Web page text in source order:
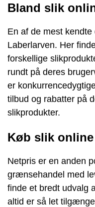
Bland slik
En af de mest
Laberlarven. Her
forskellige
rundt på deres
er
tilbud og rabatter på
slikprodukter.
Køb slik
Netpris er en anden
grænsehandel med
finde et bredt udvalg
altid er så let